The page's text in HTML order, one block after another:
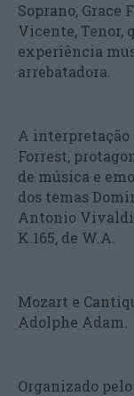
Soprano, Grace
Vicente, Tenor,
experiência
arrebatadora.
A interpretação
Forrest,
de música e
dos temas
Antonio
K.165, de W.A.
Mozart e
Adolphe Adam.
Organizado